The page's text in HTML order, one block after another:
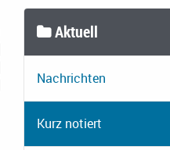
Aktuell
Nachrichten
Kurz notiert